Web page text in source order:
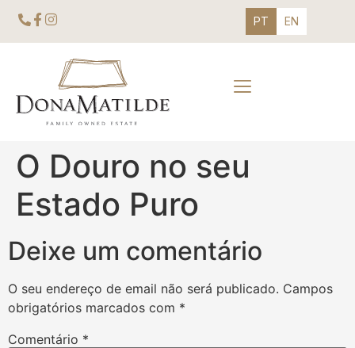
PT EN
O Douro no seu
Estado Puro
Deixe um comentário
O seu endereço de email não será publicado. Campos
obrigatórios marcados com *
Comentário *